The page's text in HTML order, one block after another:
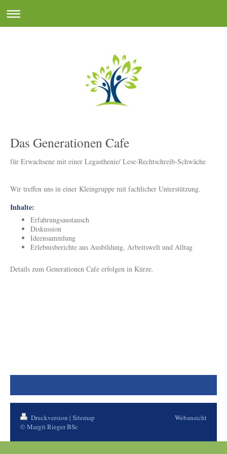
Das Generationen Cafe
für Erwachsene mit einer Legasthenie/ Lese-Rechtschreib-Schwäche
Wir treffen uns in einer Kleingruppe mit fachlicher Unterstützung.
Inhalte:
Erfahrungsaustausch
Diskussion
Ideensammlung
Erlebnisberichte aus Ausbildung, Arbeitswelt und Alltag
Details zum Generationen Cafe erfolgen in Kürze.
Druckversion | Sitemap
© Margit Rieger BSc
Webansicht